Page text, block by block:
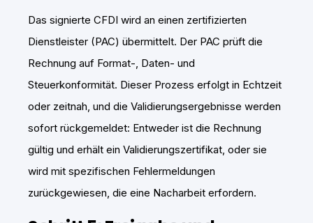
Das signierte CFDI wird an einen zertifizierten
Dienstleister (PAC) übermittelt. Der PAC prüft die
Rechnung auf Format-, Daten- und
Steuerkonformität. Dieser Prozess erfolgt in Echtzeit
oder zeitnah, und die Validierungsergebnisse werden
sofort rückgemeldet: Entweder ist die Rechnung
gültig und erhält ein Validierungszertifikat, oder sie
wird mit spezifischen Fehlermeldungen
zurückgewiesen, die eine Nacharbeit erfordern.